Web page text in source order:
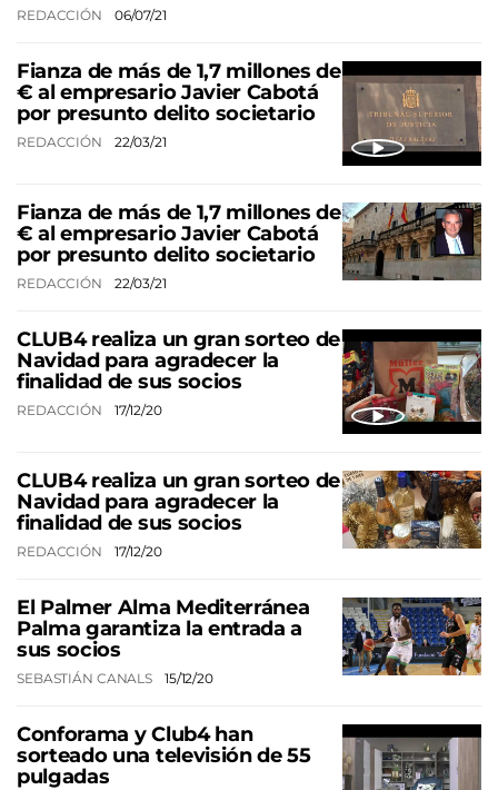
REDACCIÓN 06/07/21
Fianza de más de 1,7 millones de
€ al empresario Javier Cabotá
por presunto delito societario
REDACCIÓN 22/03/21
Fianza de más de 1,7 millones de
€ al empresario Javier Cabotá
por presunto delito societario
REDACCIÓN 22/03/21
CLUB4 realiza un gran sorteo de
Navidad para agradecer la
finalidad de sus socios
REDACCIÓN 17/12/20
CLUB4 realiza un gran sorteo de
Navidad para agradecer la
finalidad de sus socios
REDACCIÓN 17/12/20
El Palmer Alma Mediterránea
Palma garantiza la entrada a
sus socios
SEBASTIÁN CANALS 15/12/20
Conforama y Club4 han
sorteado una televisión de 55
pulgadas